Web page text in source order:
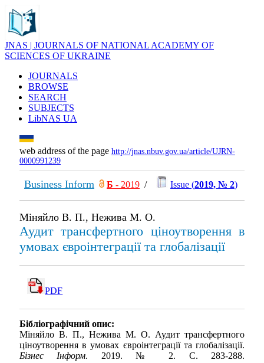
JNAS | JOURNALS OF NATIONAL ACADEMY OF
SCIENCES OF UKRAINE
JOURNALS
BROWSE
SEARCH
SUBJECTS
LibNAS UA
web address of the page http://jnas.nbuv.gov.ua/article/UJRN-
0000991239
Business Inform Б - 2019 / Issue (2019, № 2)
Міняйло В. П., Нежива М. О.
Аудит трансфертного ціноутворення в
умовах євроінтеграції та глобалізації
PDF
Бібліографічний опис:
Міняйло В. П., Нежива М. О. Аудит трансфертного
ціноутворення в умовах євроінтеграції та глобалізації.
Бізнес Інформ. 2019. № 2. С. 283-288.